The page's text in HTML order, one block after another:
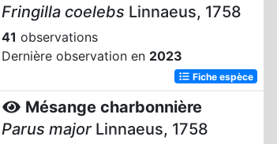
Fringilla coelebs Linnaeus, 1758
41 observations
Dernière observation en 2023
Fiche espèce
Mésange charbonnière
Parus major Linnaeus, 1758